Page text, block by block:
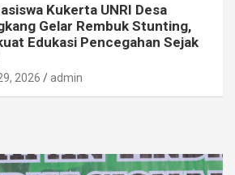
Kukerta UNRI Desa
Gelar Rembuk Stunting,
Edukasi Pencegahan Sejak
2026 admin